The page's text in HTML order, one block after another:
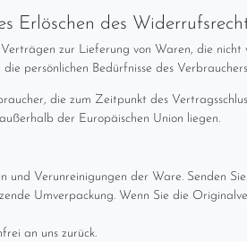
Erlöschen des
zur Lieferung von Waren, die
persönlichen Bedürfnisse des
die zum Zeitpunkt des
der Europäischen Union liegen.
und Verunreinigungen der Ware. Senden
Umverpackung. Wenn Sie die
an uns zurück.